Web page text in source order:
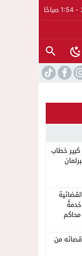
تفتح الباب أمام
كبير خطاب
محاكم
من